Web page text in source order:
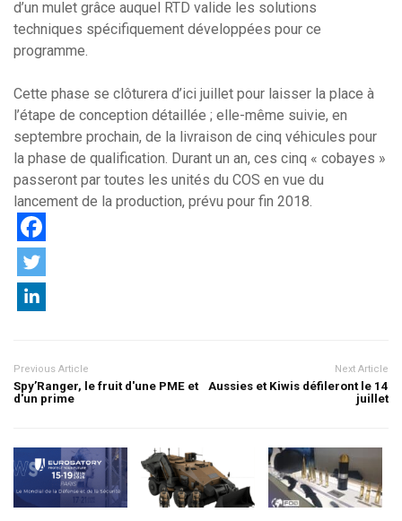
d’un mulet grâce auquel RTD valide les solutions
techniques spécifiquement développées pour ce
programme.
Cette phase se clôturera d’ici juillet pour laisser la place à
l’étape de conception détaillée ; elle-même suivie, en
septembre prochain, de la livraison de cinq véhicules pour
la phase de qualification. Durant un an, ces cinq « cobayes »
passeront par toutes les unités du COS en vue du
lancement de la production, prévu pour fin 2018.
Previous Article
Spy’Ranger, le fruit d'une PME et
d'un prime
Next Article
Aussies et Kiwis défileront le 14
juillet